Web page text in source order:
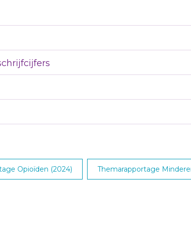
Opioïden (2024) Themarapportage